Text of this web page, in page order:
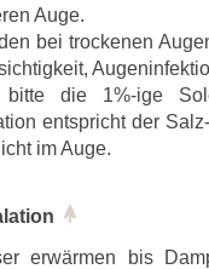
Auge.
bei trockenen
bitte die 1%-ige
entspricht der
im Auge.
erwärmen bis